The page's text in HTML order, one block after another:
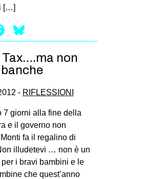
MIGRAZIONI
PRECARIATO
REPRESSIONE
CULTURE
ARTE
CINEMA
MANIFESTI
[…]
Facebook
Tax….ma non
- RIFLESSIONI
7 giorni alla fine della
e il governo non
fa il regalino di
illudetevi … non è un
per i bravi bambini e le
che quest’anno